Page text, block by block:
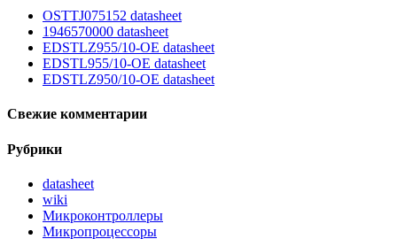
OSTTJ075152 datasheet
1946570000 datasheet
EDSTLZ955/10-OE datasheet
EDSTL955/10-OE datasheet
EDSTLZ950/10-OE datasheet
Свежие комментарии
Рубрики
datasheet
wiki
Микроконтроллеры
Микропроцессоры